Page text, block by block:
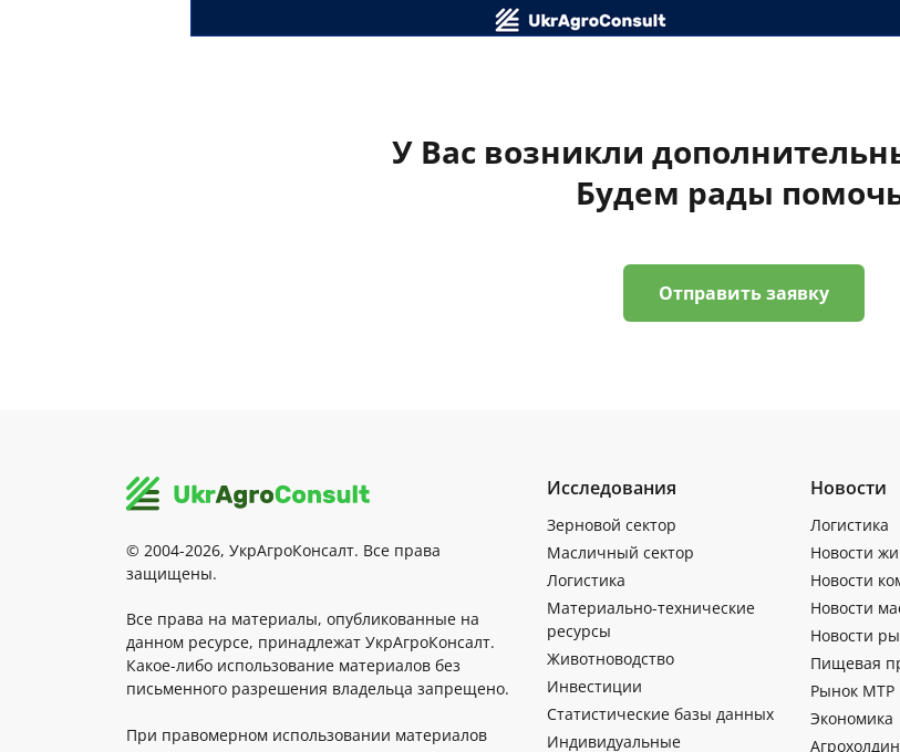
У Вас возникли
Будем рады
Отправить заявку
© 2004-2026, УкрАгроКонсалт. Все права
защищены.
Все права на материалы, опубликованные на
данном ресурсе, принадлежат УкрАгроКонсалт.
Какое-либо использование материалов без
письменного разрешения владельца запрещено.
При правомерном использовании материалов
Исследования
Зерновой сектор
Масличный сектор
Логистика
Материально-технические
ресурсы
Животноводство
Инвестиции
Статистические базы данных
Индивидуальные
Новости
Логистика
Новости
Новости
Новости
Новости
Пищевая
Рынок МТР
Экономика